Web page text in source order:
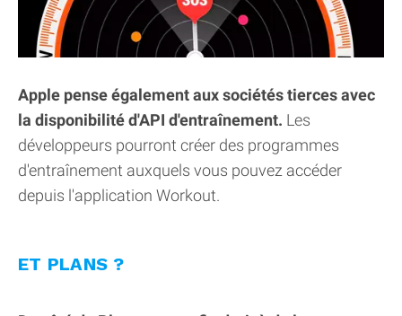
Apple pense également aux sociétés tierces avec
la disponibilité d'API d'entraînement. Les
développeurs pourront créer des programmes
d'entraînement auxquels vous pouvez accéder
depuis l'application Workout.
ET PLANS ?